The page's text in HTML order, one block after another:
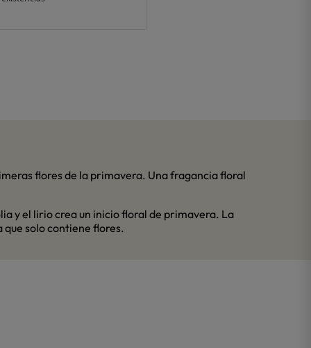
flores de la primavera. Una fragancia floral
y el lirio crea un inicio floral de primavera. La
solo contiene flores.